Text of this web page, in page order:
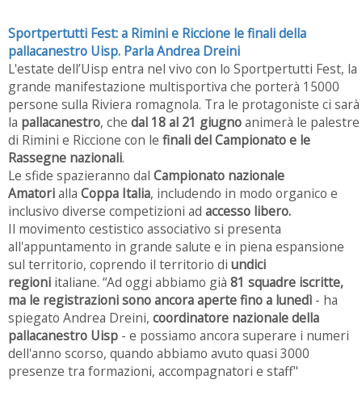
Sportpertutti Fest: a Rimini e Riccione le finali della
pallacanestro Uisp. Parla Andrea Dreini
L'estate dell’Uisp entra nel vivo con lo Sportpertutti Fest, la
grande manifestazione multisportiva che porterà 15000
persone sulla Riviera romagnola. Tra le protagoniste ci sarà
la pallacanestro, che dal 18 al 21 giugnoanimerà le palestre
di Rimini e Riccione con le finali del Campionato e le
Rassegne nazionali.
Le sfide spazieranno dal Campionato nazionale
Amatorialla Coppa Italia, includendo in modo organico e
inclusivo diverse competizioni ad accesso libero.
Il movimento cestistico associativo si presenta
all'appuntamento in grande salute e in piena espansione
sul territorio, coprendo il territorio di undici
regioni italiane. “Ad oggi abbiamo già 81 squadre iscritte,
ma le registrazioni sono ancora aperte fino a lunedì - ha
spiegato Andrea Dreini, coordinatore nazionale della
pallacanestro Uisp - e possiamo ancora superare i numeri
dell'anno scorso, quando abbiamo avuto quasi 3000
presenze tra formazioni, accompagnatori e staff"